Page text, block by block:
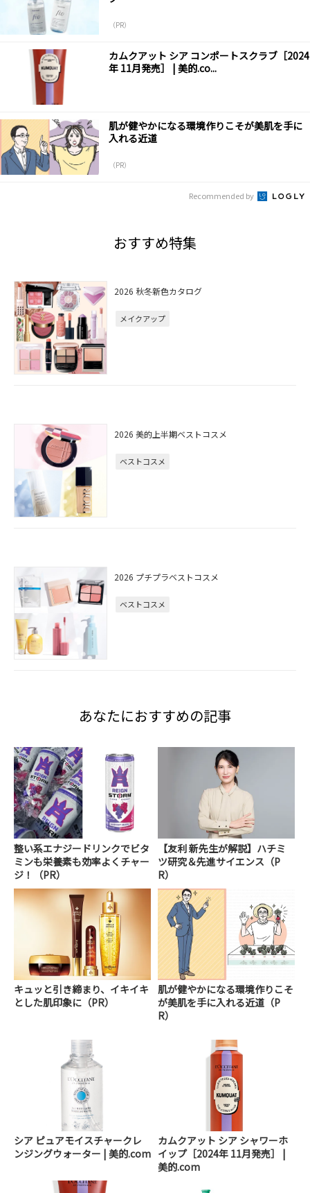
（PR）
カムクアット シア コンポートスクラブ［2024
年 11月発売］ | 美的.co...
肌が健やかになる環境作りこそが美肌を手に
入れる近道
（PR）
Recommended by
おすすめ特集
2026 秋冬新色カタログ
メイクアップ
2026 美的上半期ベストコスメ
ベストコスメ
2026 プチプラベストコスメ
ベストコスメ
あなたにおすすめの記事
整い系エナジードリンクでビタ
ミンも栄養素も効率よくチャー
ジ！（PR）
【友利 新先生が解説】ハチミ
ツ研究＆先進サイエンス（P
R）
キュッと引き締まり、イキイキ
とした肌印象に（PR）
肌が健やかになる環境作りこそ
が美肌を手に入れる近道（P
R）
シア ピュアモイスチャークレ
ンジングウォーター | 美的.com
カムクアット シア シャワーホ
イップ［2024年 11月発売］ |
美的.com